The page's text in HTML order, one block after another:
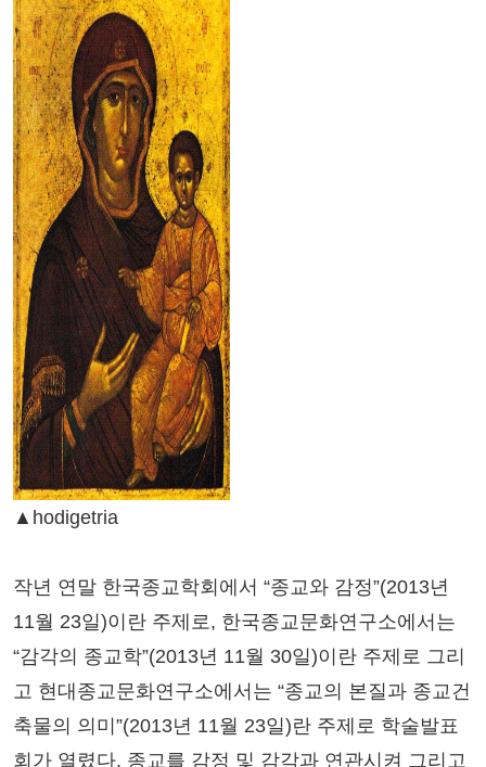
▲hodigetria
작년 연말 한국종교학회에서 “종교와 감정”(2013년
11월 23일)이란 주제로, 한국종교문화연구소에서는
“감각의 종교학”(2013년 11월 30일)이란 주제로 그리
고 현대종교문화연구소에서는 “종교의 본질과 종교건
축물의 의미”(2013년 11월 23일)란 주제로 학술발표
회가 열렸다. 종교를 감정 및 감각과 연관시켜 그리고